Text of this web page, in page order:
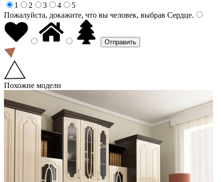
1
2 3 4
5
Пожалуйста, докажите, что вы человек, выбрав Сердце.
Похожие модели